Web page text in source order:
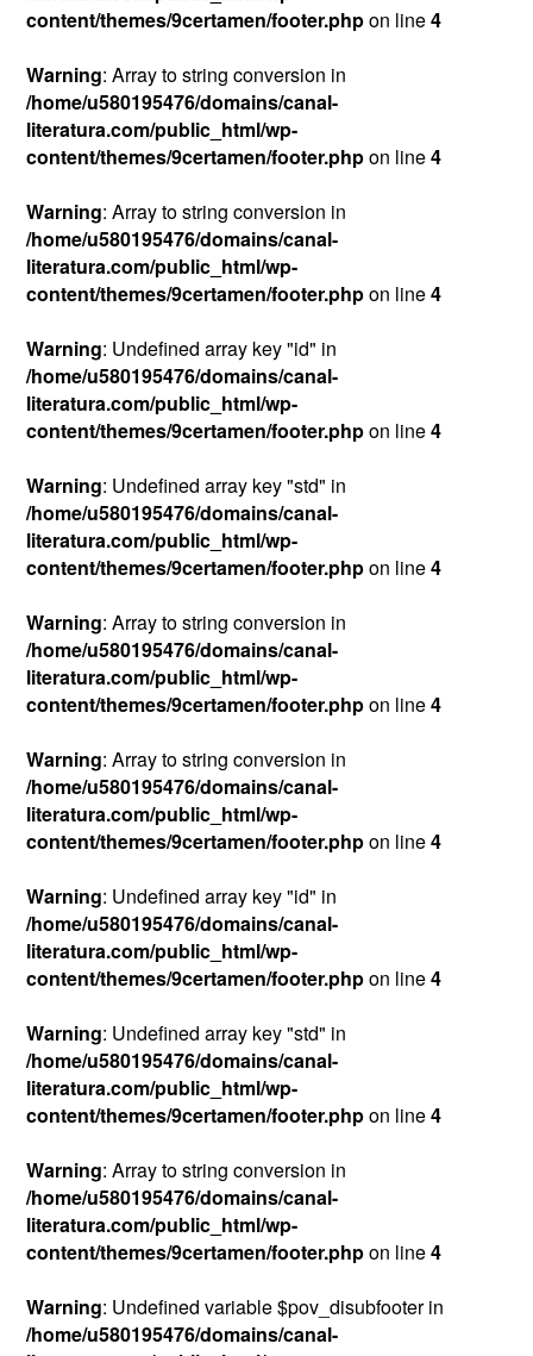
content/themes/9certamen/footer.phpon line4
Warning: Array to string conversion in
/home/u580195476/domains/canal-
literatura.com/public_html/wp-
content/themes/9certamen/footer.phpon line4
Warning: Array to string conversion in
/home/u580195476/domains/canal-
literatura.com/public_html/wp-
content/themes/9certamen/footer.phpon line4
Warning: Undefined array key "id" in
/home/u580195476/domains/canal-
literatura.com/public_html/wp-
content/themes/9certamen/footer.phpon line4
Warning: Undefined array key "std" in
/home/u580195476/domains/canal-
literatura.com/public_html/wp-
content/themes/9certamen/footer.phpon line4
Warning: Array to string conversion in
/home/u580195476/domains/canal-
literatura.com/public_html/wp-
content/themes/9certamen/footer.phpon line4
Warning: Array to string conversion in
/home/u580195476/domains/canal-
literatura.com/public_html/wp-
content/themes/9certamen/footer.phpon line4
Warning: Undefined array key "id" in
/home/u580195476/domains/canal-
literatura.com/public_html/wp-
content/themes/9certamen/footer.phpon line4
Warning: Undefined array key "std" in
/home/u580195476/domains/canal-
literatura.com/public_html/wp-
content/themes/9certamen/footer.phpon line4
Warning: Array to string conversion in
/home/u580195476/domains/canal-
literatura.com/public_html/wp-
content/themes/9certamen/footer.phpon line4
Warning: Undefined variable $pov_disubfooter in
/home/u580195476/domains/canal-